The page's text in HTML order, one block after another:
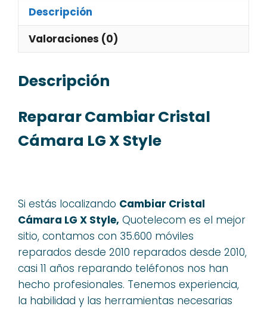
Descripción
Valoraciones (0)
Descripción
Reparar Cambiar Cristal
Cámara LG X Style
Si estás localizando Cambiar Cristal
Cámara LG X Style, Quotelecom es el mejor
sitio, contamos con 35.600 móviles
reparados desde 2010 reparados desde 2010,
casi 11 años reparando teléfonos nos han
hecho profesionales. Tenemos experiencia,
la habilidad y las herramientas necesarias